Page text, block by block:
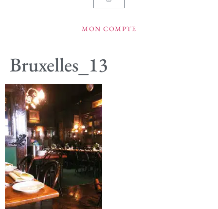
MON COMPTE
Bruxelles_13